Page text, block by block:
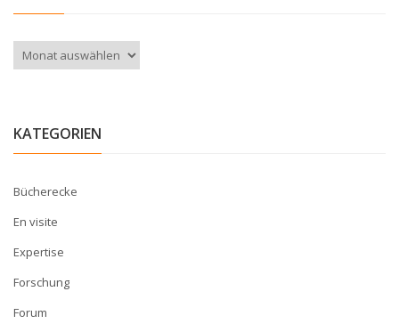
Archiv
KATEGORIEN
Bücherecke
En visite
Expertise
Forschung
Forum